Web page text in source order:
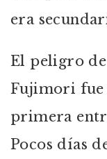
era
El peligro
Fujimori fue
primera
Pocos días